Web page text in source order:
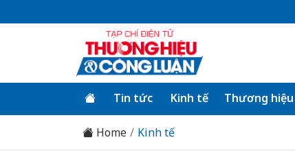
Tin tức Kinh tế Thương hiệu
Home Kinh tế